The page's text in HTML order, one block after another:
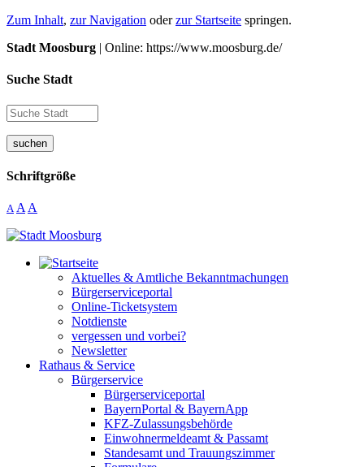
Zum Inhalt, zur Navigation oderzur Startseite springen.
Stadt Moosburg | Online: https://www.moosburg.de/
Suche Stadt
suchen
Schriftgröße
A A A
Aktuelles & Amtliche Bekanntmachungen
Bürgerserviceportal
Online-Ticketsystem
Notdienste
vergessen und vorbei?
Newsletter
Rathaus & Service
Bürgerservice
Bürgerserviceportal
BayernPortal & BayernApp
KFZ-Zulassungsbehörde
Einwohnermeldeamt & Passamt
Standesamt und Trauungszimmer